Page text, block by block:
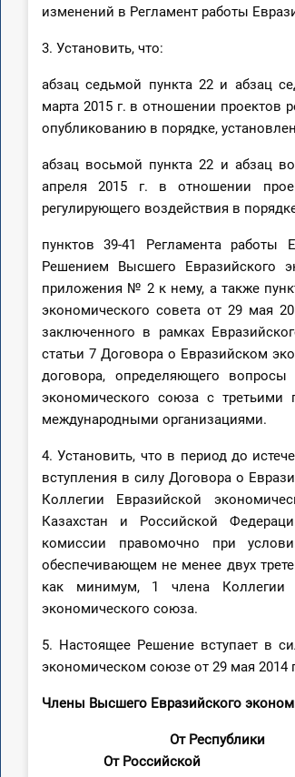
изменений в Регламент работы
3. Установить, что:
абзац седьмой пункта 22 и абзац
марта 2015 г. в отношении проектов
опубликованию в порядке,
абзац восьмой пункта 22 и абзац
апреля 2015 г. в отношении
регулирующего воздействия в
пунктов 39-41 Регламента работы
Решением Высшего
приложения № 2 к нему, а также
экономического совета от 29 мая
заключенного в рамках
статьи 7 Договора о Евразийском
договора, определяющего
экономического союза с третьими
международными организациями.
4. Установить, что в период до
вступления в силу Договора о
Коллегии Евразийской
Казахстан и Российской
комиссии правомочно при
обеспечивающем не менее двух
как минимум, 1 члена Коллегии
экономического союза.
5. Настоящее Решение вступает в
экономическом союзе от 29 мая 2014
Члены Высшего Евразийского
От
От Российской